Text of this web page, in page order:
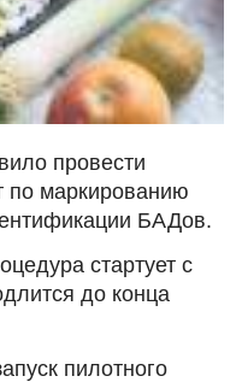
провести
по маркированию
БАДов.
стартует с
до конца
пилотного